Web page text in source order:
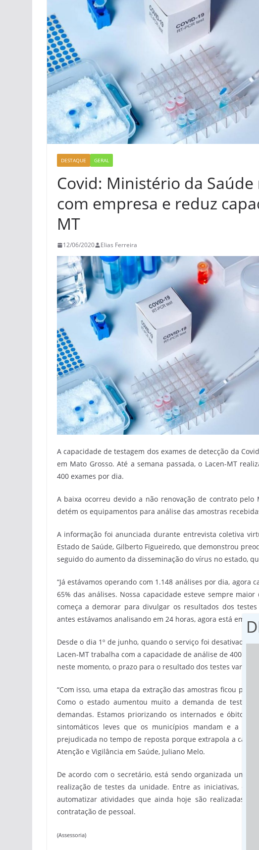
DESTAQUE GERAL
Covid: Ministério da
com empresa e reduz
MT
12/06/2020 Elias Ferreira
A capacidade de testagem dos exames de detecção da
em Mato Grosso. Até a semana passada, o Lacen-MT
400 exames por dia.
A baixa ocorreu devido a não renovação de contrato
detém os equipamentos para análise das amostras
A informação foi anunciada durante entrevista coletiva
Estado de Saúde, Gilberto Figueiredo, que demonstrou
seguido do aumento da disseminação do vírus no estado,
“Já estávamos operando com 1.148 análises por dia,
65% das análises. Nossa capacidade esteve sempre
começa a demorar para divulgar os resultados dos
antes estávamos analisando em 24 horas, agora está em até
Desde o dia 1º de junho, quando o serviço foi desativado
Lacen-MT trabalha com a capacidade de análise de 400
neste momento, o prazo para o resultado dos testes varia de
“Com isso, uma etapa da extração das amostras ficou
Como o estado aumentou muito a demanda de testes,
demandas. Estamos priorizando os internados e óbitos
sintomáticos leves que os municípios mandam e a
prejudicada no tempo de reposta porque extrapola a
Atenção e Vigilância em Saúde, Juliano Melo.
De acordo com o secretário, está sendo organizada uma
realização de testes da unidade. Entre as iniciativas,
automatizar atividades que ainda hoje são realizadas
contratação de pessoal.
(Assessoria)